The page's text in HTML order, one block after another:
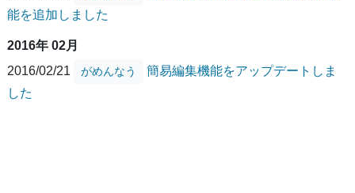
能を追加しました
2016年 02月
2016/02/21
がめんなう
簡易編集機能をアップデートしま
した